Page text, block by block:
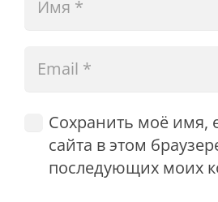
Сохранить моё имя,
сайта в этом
последующих моих